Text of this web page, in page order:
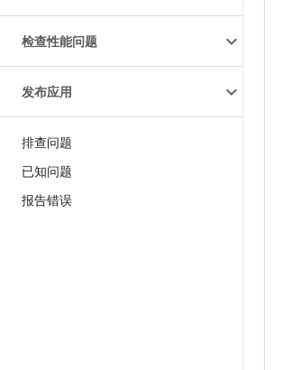
检查性能问题
发布应用
排查问题
已知问题
报告错误